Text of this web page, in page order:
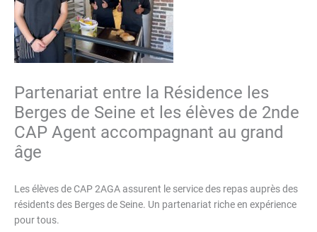
Partenariat entre la Résidence les
Berges de Seine et les élèves de 2nde
CAP Agent accompagnant au grand
âge
Les élèves de CAP 2AGA assurent le service des repas auprès des
résidents des Berges de Seine. Un partenariat riche en expérience
pour tous.